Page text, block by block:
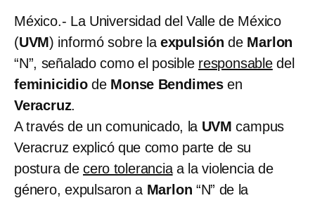
México.- La Universidad del Valle de México
(UVM) informó sobre la expulsión de Marlon
“N”, señalado como el posible responsabledel
feminicidiode Monse Bendimes en
Veracruz.
A través de un comunicado, la UVM campus
Veracruz explicó que como parte de su
postura decero toleranciaa la violencia de
género, expulsaron a Marlon “N” de la